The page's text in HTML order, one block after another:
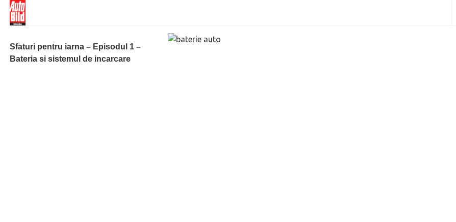
Sfaturi pentru iarna – Episodul 1 –
Bateria si sistemul de incarcare